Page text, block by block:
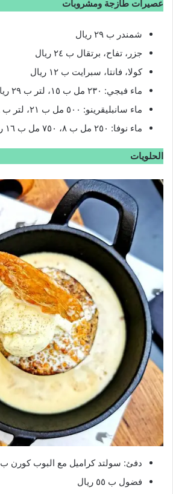
عصيرات طازجة ومشروبات
شمندر ب ٢٩ ريال
جزر، تفاح، برتقال ب ٢٤ ريال
كولا، فانتا، سبرايت ب ١٢ ريال
ماء فيجي: ٢٣٠ مل ب ١٥، لتر ب ٢٩ ريال
ماء سانبليقرينو: ٥٠٠ مل ب ٢١، لتر ب ٢٩ ريال
ماء نوفا: ٢٥٠ مل ب ٨، ٧٥٠ مل ب ١٦ ريال
الحلويات
دفئ: سولتد كراميل مع البوب كورن ب ٤٩ ريال
فضول ب ٥٥ ريال